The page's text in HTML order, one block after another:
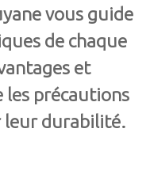
vous guide
de chaque
et
les précautions
leur durabilité.